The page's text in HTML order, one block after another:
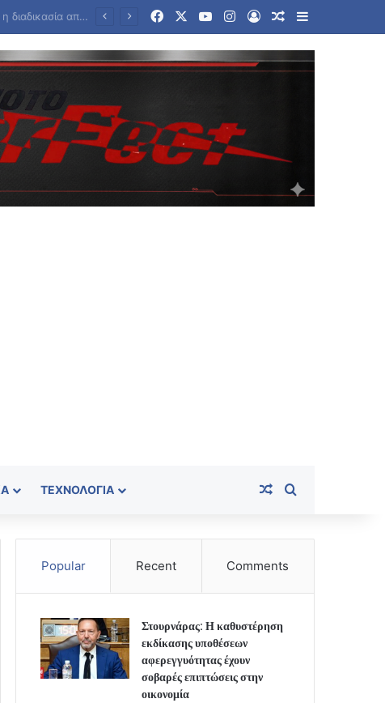
Σόφια FacebookYouTubeInstagram
Log InRandom Article
Sidebar
ΤΕΧΝΟΛΟΓΊΑ Random Article
Popular Recent Comments
Στουρνάρας: Η καθυστέρηση
εκδίκασης υποθέσεων
αφερεγγυότητας έχουν
σοβαρές επιπτώσεις στην
οικονομία